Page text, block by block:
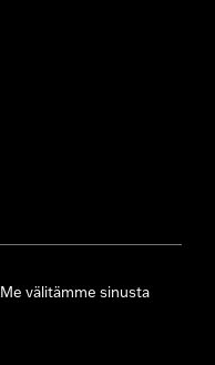
Me välitämme sinusta